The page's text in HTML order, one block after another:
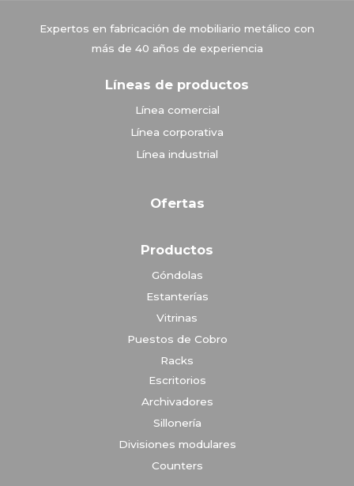
Expertos en fabricación de mobiliario metálico con
más de 40 años de experiencia
Líneas de productos
Línea comercial
Línea corporativa
Línea industrial
Ofertas
Productos
Góndolas
Estanterías
Vitrinas
Puestos de Cobro
Racks
Escritorios
Archivadores
Sillonería
Divisiones modulares
Counters